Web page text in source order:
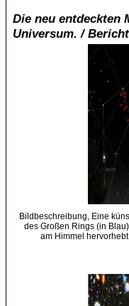
Die neu entdeckten
Universum. /
Bildbeschreibung, Eine
des Großen Rings (in
am Himmel